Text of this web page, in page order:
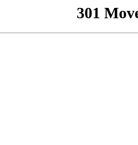
301